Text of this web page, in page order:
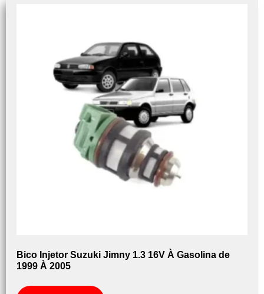
Bico Injetor Suzuki Jimny 1.3 16V À Gasolina de
1999 À 2005